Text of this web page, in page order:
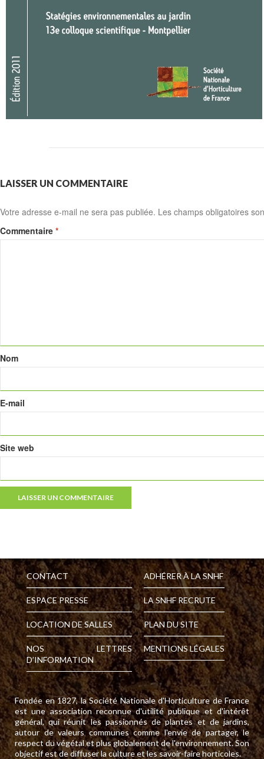
LAISSER UN COMMENTAIRE
Votre adresse e-mail ne sera pas publiée. Les champs obligatoires
Commentaire *
Nom
E-mail
Site web
CONTACT
ESPACE PRESSE
LOCATION DE SALLES
NOS LETTRES
D’INFORMATION
Fondée en 1827, la Société Nationale d'Horticulture de France
est une association reconnue d'utilité publique et d'intérêt
général, qui réunit les passionnés de plantes et de jardins,
autour de valeurs communes comme l'envie de partager, le
respect du végétal et plus globalement de l'environnement. Son
objectif est de diffuser la culture et les savoir-faire horticoles.
ADHÉRER À LA SNHF
LA SNHF RECRUTE
PLAN DU SITE
MENTIONS LÉGALES